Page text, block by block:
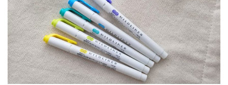
WORKS
ACTION
RECRUIT